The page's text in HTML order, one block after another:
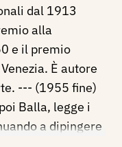
dal 1913
alla
e il premio
È autore
--- (1955 fine)
Balla, legge i
a dipingere